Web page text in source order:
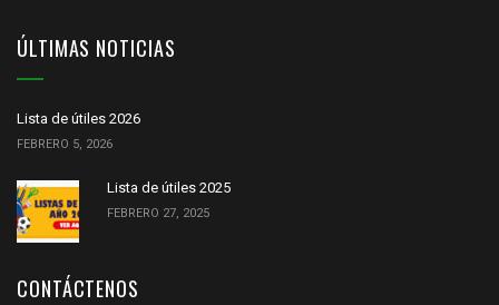
ÚLTIMAS NOTICIAS
Lista de útiles 2026
FEBRERO 5, 2026
Lista de útiles 2025
FEBRERO 27, 2025
CONTÁCTENOS